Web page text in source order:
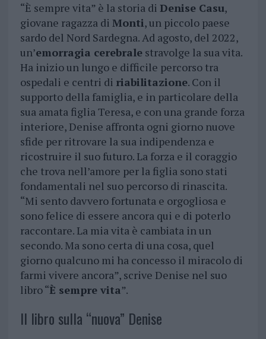
“È sempre vita” è la storia di Denise Casu,
giovane ragazza di Monti, un piccolo paese
sardo del Nord Sardegna. Ad agosto, del 2022,
un’emorragia cerebralestravolge la sua vita.
Ha inizio un lungo e difficile percorso tra
ospedali e centri di riabilitazione. Con il
supporto della famiglia, e in particolare della
sua amata figlia Teresa, e con una grande forza
interiore, Denise affronta ogni giorno nuove
sfide per ritrovare la sua indipendenza e
ricostruire il suo futuro. La forza e il coraggio
che trova nell’amore per la figlia sono stati
fondamentali nel suo percorso di rinascita.
“Mi sento davvero fortunata e orgogliosa e
sono felice di essere ancora qui e di poterlo
raccontare. La mia vita è cambiata in un
secondo. Ma sono certa di una cosa, quel
giorno qualcuno mi ha concesso il miracolo di
farmi vivere ancora”, scrive Denise nel suo
libro “È sempre vita”.
Il libro sulla “nuova” Denise